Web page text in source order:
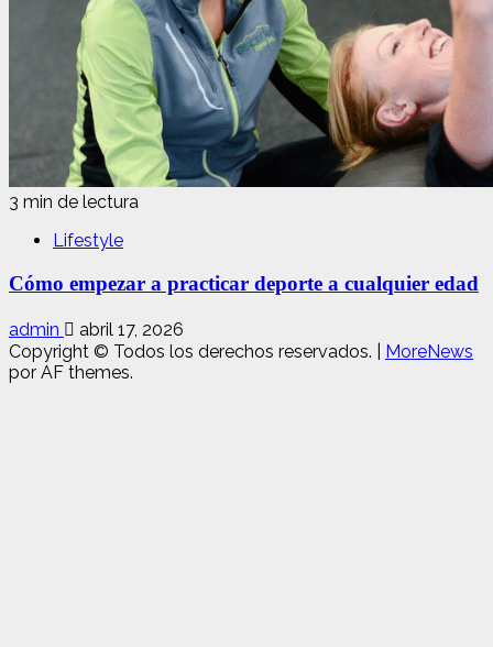
3 min de lectura
Lifestyle
Cómo empezar a practicar deporte a cualquier edad
admin
abril 17, 2026
Copyright © Todos los derechos reservados.
MoreNews
por AF themes.